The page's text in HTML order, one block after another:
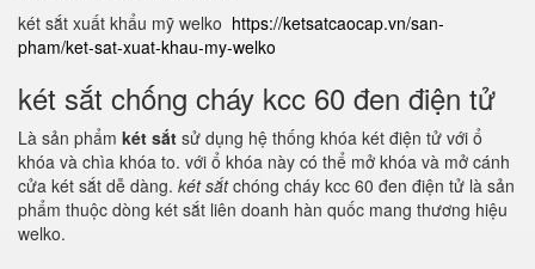
két sắt xuất khẩu mỹ welko https://ketsatcaocap.vn/san-
pham/ket-sat-xuat-khau-my-welko
két sắt chống cháy kcc 60 đen điện tử
Là sản phẩm két sắt sử dụng hệ thống khóa két điện tử với ổ
khóa và chìa khóa to. với ổ khóa này có thể mở khóa và mở cánh
cửa két sắt dễ dàng. két sắtchóng cháy kcc 60 đen điện tử là sản
phẩm thuộc dòng két sắt liên doanh hàn quốc mang thương hiệu
welko.